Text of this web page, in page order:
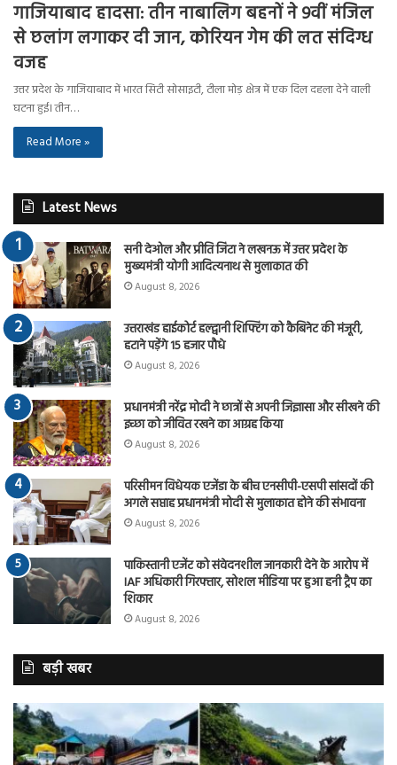
गाजियाबाद हादसा: तीन नाबालिग बहनों ने 9वीं मंजिल
से छलांग लगाकर दी जान, कोरियन गेम की लत संदिग्ध
वजह
उत्तर प्रदेश के गाजियाबाद में भारत सिटी सोसाइटी, टीला मोड़ क्षेत्र में एक दिल दहला देने वाली
घटना हुई। तीन…
Read More »
Latest News
सनी देओल और प्रीति जिंटा ने लखनऊ में उत्तर प्रदेश के
मुख्यमंत्री योगी आदित्यनाथ से मुलाकात की
August 8, 2026
उत्तराखंड हाईकोर्ट हल्द्वानी शिफ्टिंग को कैबिनेट की मंजूरी,
हटाने पड़ेंगे 15 हजार पौधे
August 8, 2026
प्रधानमंत्री नरेंद्र मोदी ने छात्रों से अपनी जिज्ञासा और सीखने की
इच्छा को जीवित रखने का आग्रह किया
August 8, 2026
परिसीमन विधेयक एजेंडा के बीच एनसीपी-एसपी सांसदों की
अगले सप्ताह प्रधानमंत्री मोदी से मुलाकात होने की संभावना
August 8, 2026
पाकिस्तानी एजेंट को संवेदनशील जानकारी देने के आरोप में
IAF अधिकारी गिरफ्तार, सोशल मीडिया पर हुआ हनी ट्रैप का
शिकार
August 8, 2026
बड़ी खबर